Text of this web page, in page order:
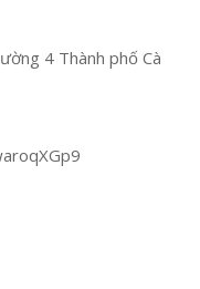
4 Thành phố Cà